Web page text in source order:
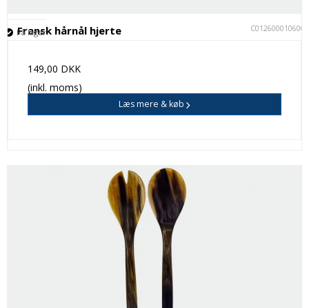
Fransk hårnål hjerte C012600010600
På lager
149,00 DKK
(inkl. moms)
Læs mere & køb